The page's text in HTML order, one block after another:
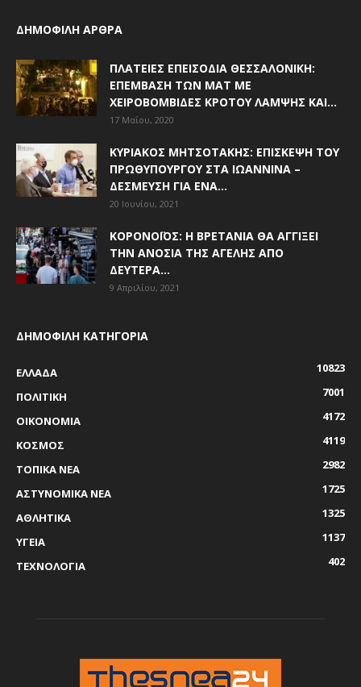
ΔΗΜΟΦΙΛΗ ΑΡΘΡΑ
ΠΛΑΤΕΊΕΣ ΕΠΕΙΣΌΔΙΑ ΘΕΣΣΑΛΟΝΊΚΗ:
ΕΠΈΜΒΑΣΗ ΤΩΝ ΜΑΤ ΜΕ
ΧΕΙΡΟΒΟΜΒΊΔΕΣ ΚΡΌΤΟΥ ΛΆΜΨΗΣ ΚΑΙ...
17 Μαΐου, 2020
ΚΥΡΙΆΚΟΣ ΜΗΤΣΟΤΆΚΗΣ: ΕΠΊΣΚΕΨΗ ΤΟΥ
ΠΡΩΘΥΠΟΥΡΓΟΎ ΣΤΑ ΙΩΆΝΝΙΝΑ –
ΔΈΣΜΕΥΣΗ ΓΙΑ ΈΝΑ...
20 Ιουνίου, 2021
ΚΟΡΟΝΟΪΌΣ: Η ΒΡΕΤΑΝΊΑ ΘΑ ΑΓΓΊΞΕΙ
ΤΗΝ ΑΝΟΣΊΑ ΤΗΣ ΑΓΈΛΗΣ ΑΠΌ
ΔΕΥΤΈΡΑ...
9 Απριλίου, 2021
ΔΗΜΟΦΙΛΗ ΚΑΤΗΓΟΡΙΑ
ΕΛΛΑΔΑ
10823
ΠΟΛΙΤΙΚΗ
7001
ΟΙΚΟΝΟΜΙΑ
4172
ΚΟΣΜΟΣ
4119
ΤΟΠΙΚΑ ΝΕΑ
2982
ΑΣΤΥΝΟΜΙΚΑ ΝΕΑ
1725
ΑΘΛΗΤΙΚΑ
1325
ΥΓΕΙΑ
1137
ΤΕΧΝΟΛΟΓΙΑ
402